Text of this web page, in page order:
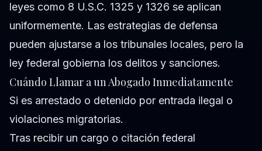
leyes como 8 U.S.C. 1325 y 1326 se aplican
uniformemente. Las estrategias de defensa
pueden ajustarse a los tribunales locales, pero la
ley federal gobierna los delitos y sanciones.
Cuándo Llamar a un Abogado Inmediatamente
Si es arrestado o detenido por entrada ilegal o
violaciones migratorias.
Tras recibir un cargo o citación federal